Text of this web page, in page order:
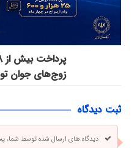
زوج‌های جوان
ثبت دیدگاه
دیدگاه های ارسال شده توسط شما،